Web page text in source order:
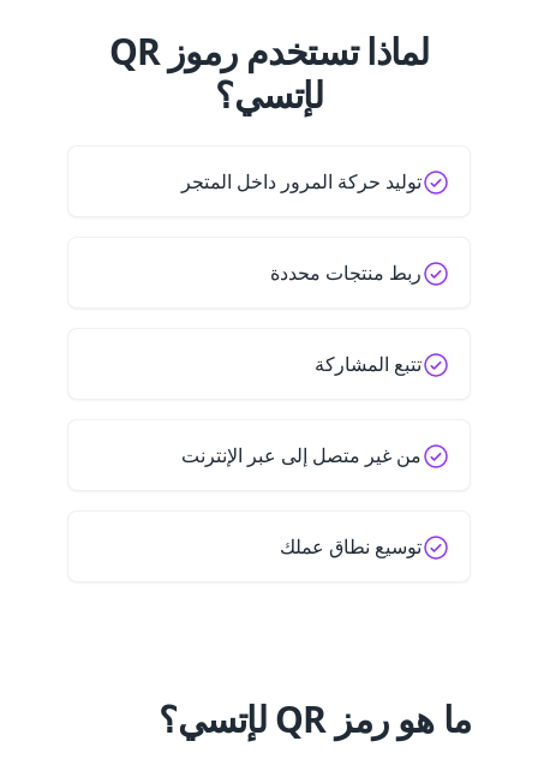
لماذا تستخدم رموز QR
لإتسي؟
توليد حركة المرور داخل المتجر
ربط منتجات محددة
تتبع المشاركة
من غير متصل إلى عبر الإنترنت
توسيع نطاق عملك
ما هو رمز QR لإتسي؟